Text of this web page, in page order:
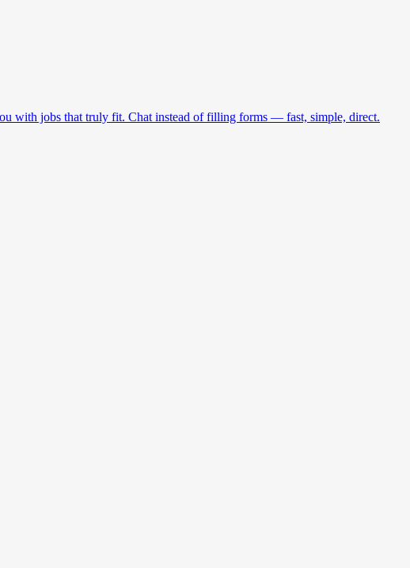
with jobs that truly fit. Chat instead of filling forms — fast, simple, direct.